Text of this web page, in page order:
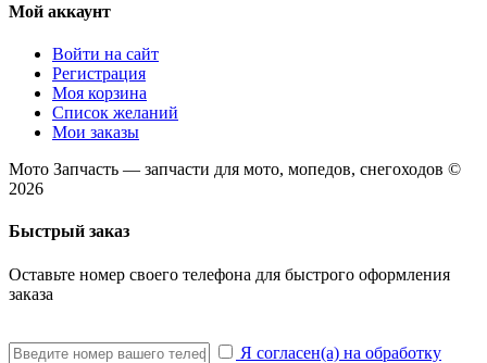
Мой аккаунт
Войти на сайт
Регистрация
Моя корзина
Список желаний
Мои заказы
Мото Запчасть — запчасти для мото, мопедов, снегоходов ©
2026
Быстрый заказ
Оставьте номер своего телефона для быстрого оформления
заказа
Я согласен(а) на обработку